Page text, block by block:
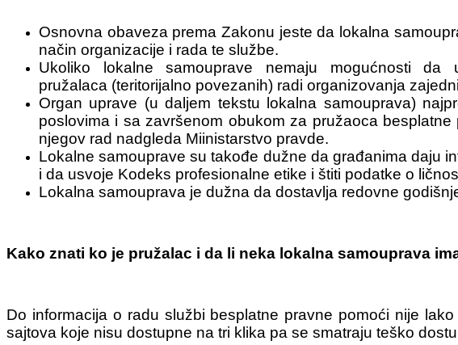
Osnovna obaveza prema Zakonu jeste da lokalna
način organizacije i rada te službe.
Ukoliko lokalne samouprave nemaju mogućnosti
pružalaca (teritorijalno povezanih) radi organizovanja
Organ uprave (u daljem tekstu lokalna samouprava)
poslovima i sa završenom obukom za pružaoca
njegov rad nadgleda Miinistarstvo pravde.
Lokalne samouprave su takođe dužne da građanima daju
i da usvoje Kodeks profesionalne etike i štiti podatke o
Lokalna samouprava je dužna da dostavlja redovne
Kako znati ko je pružalac i da li neka lokalna samouprava
Do informacija o radu službi besplatne pravne pomoći nije
sajtova koje nisu dostupne na tri klika pa se smatraju teško